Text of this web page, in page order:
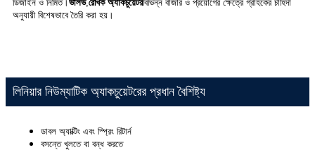
ডিজাইন ও নির্মিত। ভালভ,রৈখিক অ্যাকচুয়েটরবিভিন্ন বাজার ও প্রয়োগের ক্ষেত্রে গ্রাহকের চাহিদা
অনুযায়ী বিশেষভাবে তৈরি করা হয়।
লিনিয়ার নিউম্যাটিক অ্যাকচুয়েটরের প্রধান বৈশিষ্ট্য
ডাবল অ্যাক্টিং এবং স্প্রিং রিটার্ন
বসন্তে খুলতে বা বন্ধ করতে